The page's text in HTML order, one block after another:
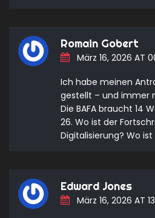
Romain Gobert
März 16, 2026 AT
Ich habe meinen
gestellt – und immer
Die BAFA braucht 14
26. Wo ist der
Digitalisierung? Wo
Edward Jones
März 16, 2026 AT